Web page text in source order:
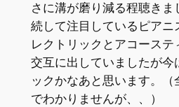
さに溝が磨り減る程聴き
続して注目しているピアニ
レクトリックとアコース
交互に出していましたが今
ックかなあと思います。
でわかりませんが、、）